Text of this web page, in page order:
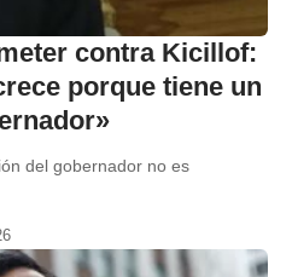
contra Kicillof:
porque tiene un
del gobernador no es